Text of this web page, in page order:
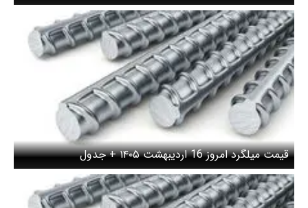
قیمت میلگرد امروز 16 اردیبهشت ۱۴۰۵ + جدول